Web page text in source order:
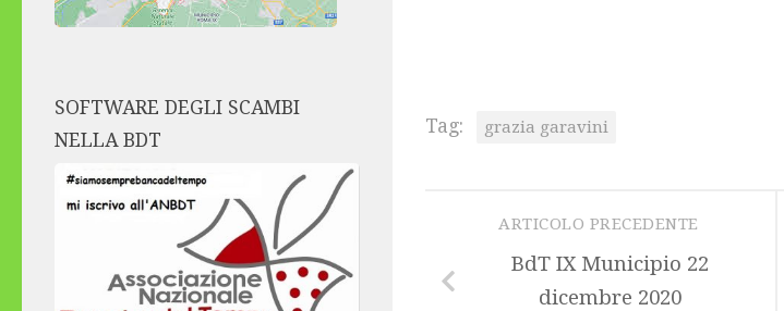
Tag: grazia garavini
ARTICOLO PRECEDENTE
BdT IX Municipio 22
dicembre 2020
SOFTWARE DEGLI SCAMBI
NELLA BDT